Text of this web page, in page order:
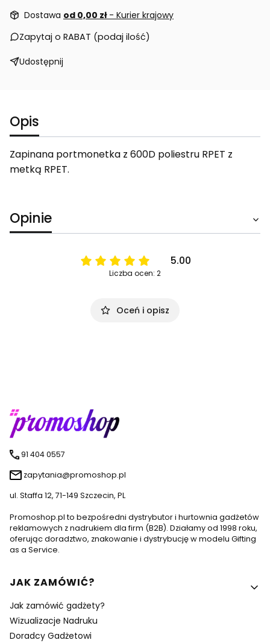
Dostawa od 0,00 zł - Kurier krajowy
Zapytaj o RABAT (podaj ilość)
Udostępnij
Opis
Zapinana portmonetka z 600D poliestru RPET z
metką RPET.
Opinie
5.00
Liczba ocen: 2
Oceń i opisz
91 404 0557
zapytania@promoshop.pl
ul. Staffa 12, 71-149 Szczecin, PL
Promoshop.pl to bezpośredni dystrybutor i hurtownia gadżetów
reklamowych z nadrukiem dla firm (B2B). Działamy od 1998 roku,
oferując doradztwo, znakowanie i dystrybucję w modelu Gifting
as a Service.
Linki w stopce
JAK ZAMÓWIĆ?
Jak zamówić gadżety?
Wizualizacje Nadruku
Doradcy Gadżetowi